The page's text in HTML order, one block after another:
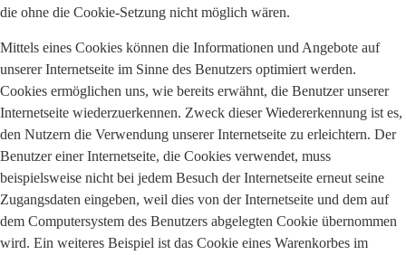
die ohne die Cookie-Setzung nicht möglich wären.
Mittels eines Cookies können die Informationen und Angebote auf
unserer Internetseite im Sinne des Benutzers optimiert werden.
Cookies ermöglichen uns, wie bereits erwähnt, die Benutzer unserer
Internetseite wiederzuerkennen. Zweck dieser Wiedererkennung ist es,
den Nutzern die Verwendung unserer Internetseite zu erleichtern. Der
Benutzer einer Internetseite, die Cookies verwendet, muss
beispielsweise nicht bei jedem Besuch der Internetseite erneut seine
Zugangsdaten eingeben, weil dies von der Internetseite und dem auf
dem Computersystem des Benutzers abgelegten Cookie übernommen
wird. Ein weiteres Beispiel ist das Cookie eines Warenkorbes im